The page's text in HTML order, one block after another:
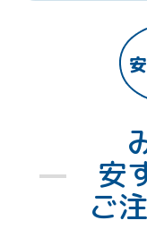
劣化や蛇口
を引き起こ
排水詰まり
よし市の水
う。24時間
ブルに駆け
ざいます。
に保って快適
2025年3月
安
ご